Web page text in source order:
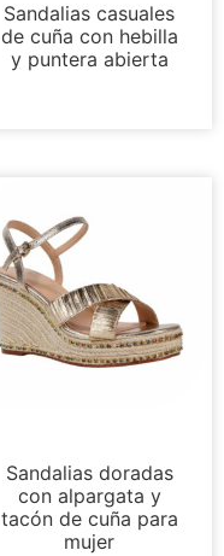
Sandalias casuales
de cuña con hebilla
y puntera abierta
Sandalias doradas
con alpargata y
tacón de cuña para
mujer